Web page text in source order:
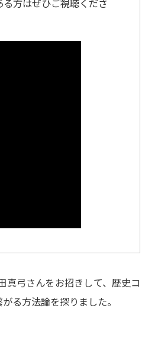
真弓さんをお招きして、歴史コ
る方法論を探りました。